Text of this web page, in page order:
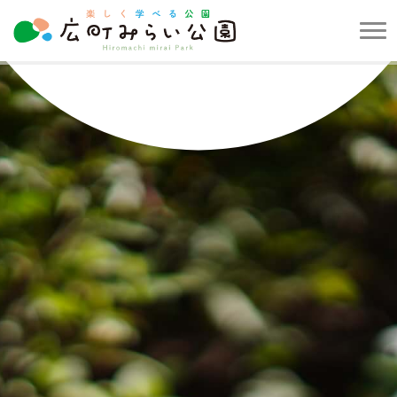
し
く
べ
る
公
園
町
み
ら
い
公
園
メ
ュ
ー
を
開
閉